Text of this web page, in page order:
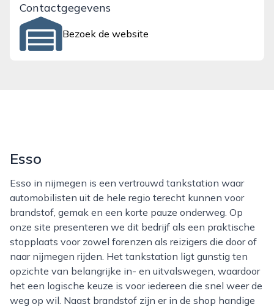
Contactgegevens
Bezoek de website
Esso
Esso in nijmegen is een vertrouwd tankstation waar
automobilisten uit de hele regio terecht kunnen voor
brandstof, gemak en een korte pauze onderweg. Op
onze site presenteren we dit bedrijf als een praktische
stopplaats voor zowel forenzen als reizigers die door of
naar nijmegen rijden. Het tankstation ligt gunstig ten
opzichte van belangrijke in- en uitvalswegen, waardoor
het een logische keuze is voor iedereen die snel weer de
weg op wil. Naast brandstof zijn er in de shop handige